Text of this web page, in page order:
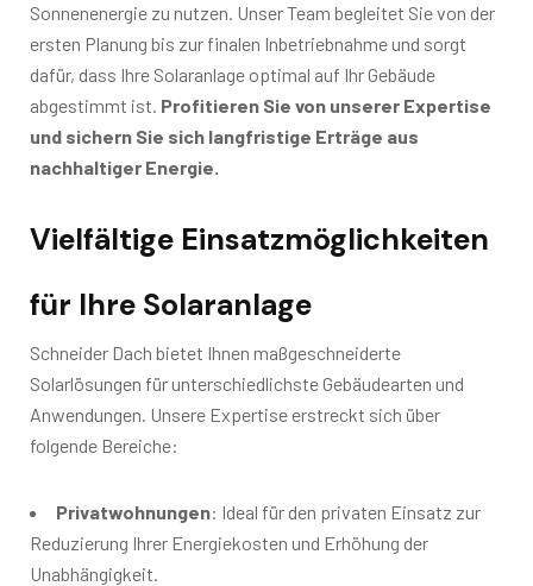
Sonnenenergie zu nutzen. Unser Team begleitet Sie von der
ersten Planung bis zur finalen Inbetriebnahme und sorgt
dafür, dass Ihre Solaranlage optimal auf Ihr Gebäude
abgestimmt ist. Profitieren Sie von unserer Expertise
und sichern Sie sich langfristige Erträge aus
nachhaltiger Energie.
Vielfältige Einsatzmöglichkeiten
für Ihre Solaranlage
Schneider Dach bietet Ihnen maßgeschneiderte
Solarlösungen für unterschiedlichste Gebäudearten und
Anwendungen. Unsere Expertise erstreckt sich über
folgende Bereiche:
Privatwohnungen: Ideal für den privaten Einsatz zur
Reduzierung Ihrer Energiekosten und Erhöhung der
Unabhängigkeit.